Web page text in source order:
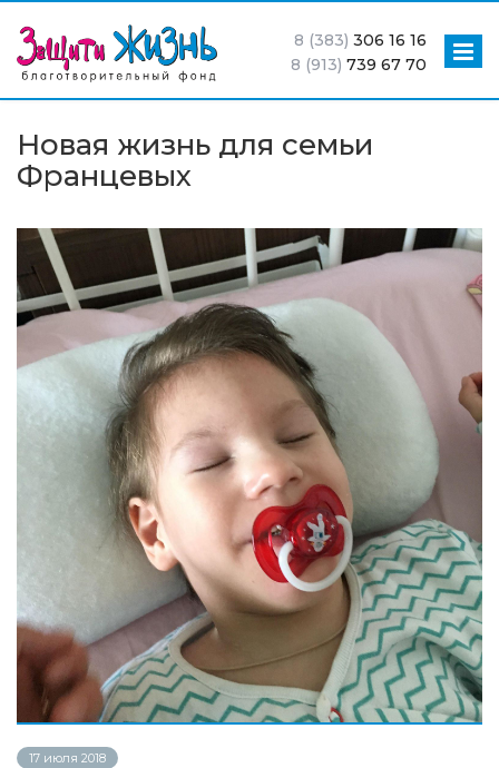
8 (383) 306 16 16
8 (913) 739 67 70
Новая жизнь для семьи
Францевых
17 июля 2018